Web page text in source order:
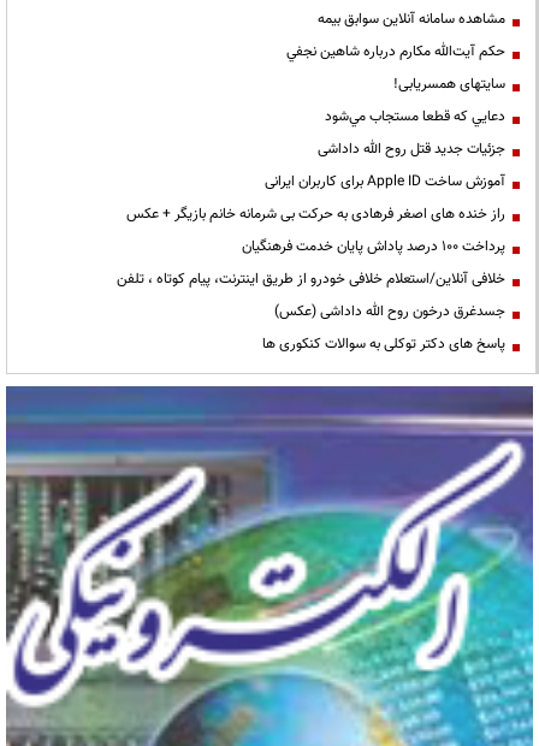
مشاهده سامانه آنلاين سوابق بیمه
حكم آيت‌الله مكارم درباره شاهين نجفي
سایتهای همسریابی!
دعايي كه قطعا مستجاب مي‌شود
جزئیات جدید قتل روح الله داداشی
آموزش ساخت Apple ID برای کاربران ایرانی
راز خنده های اصغر فرهادی به حرکت بی شرمانه خانم بازیگر + عکس
پرداخت ۱۰۰ درصد پاداش پایان خدمت فرهنگیان
خلافی آنلاین/استعلام خلافی خودرو از طریق اینترنت، پیام کوتاه ، تلفن
جسدغرق درخون روح الله داداشی (عکس)
پاسخ های دکتر توکلی به سوالات کنکوری ها